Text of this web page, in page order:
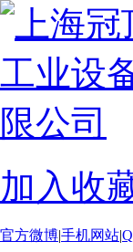
加入收
官方微博|手机网站|